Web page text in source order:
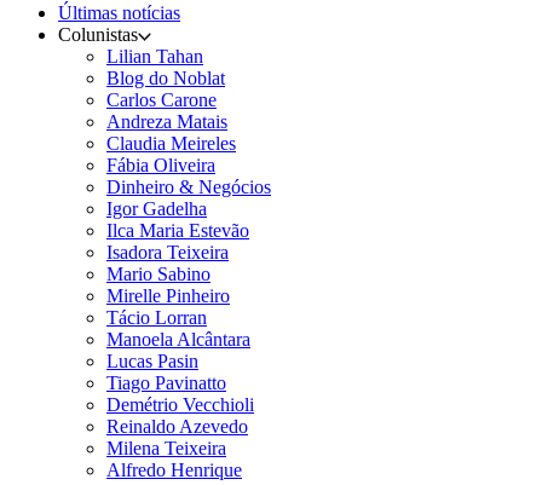
Últimas notícias
Colunistas
Lilian Tahan
Blog do Noblat
Carlos Carone
Andreza Matais
Claudia Meireles
Fábia Oliveira
Dinheiro & Negócios
Igor Gadelha
Ilca Maria Estevão
Isadora Teixeira
Mario Sabino
Mirelle Pinheiro
Tácio Lorran
Manoela Alcântara
Lucas Pasin
Tiago Pavinatto
Demétrio Vecchioli
Reinaldo Azevedo
Milena Teixeira
Alfredo Henrique